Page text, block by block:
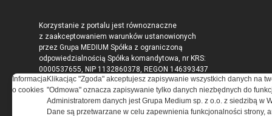
Korzystanie z portalu jest równoznaczne
z zaakceptowaniem warunków ustanowionych
przez Grupa MEDIUM Spółka z ograniczoną
odpowiedzialnością Spółka komandytowa, nr KRS:
0000537655, NIP 1132860378, REGON 146393437
(zwana dalej Grupa MEDIUM) w postaci Regulaminu.
Przeczytaj regulamin
Informacja
o cookies
Klikacjąc "Zgoda" akceptujesz zapisywanie wszystkich danych na
"Odmowa" oznacza zapisywanie tylko danych niezbędnych do
Administratorem danych jest Grupa Medium sp. z o.o. z siedzibą w
Dane są przetwarzane w celu zapewnienia funkcjonalności strony,